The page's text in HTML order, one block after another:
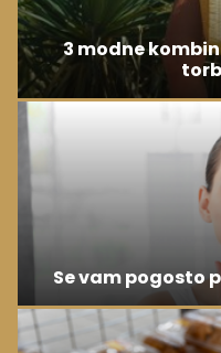
3 modne
Se vam pogosto